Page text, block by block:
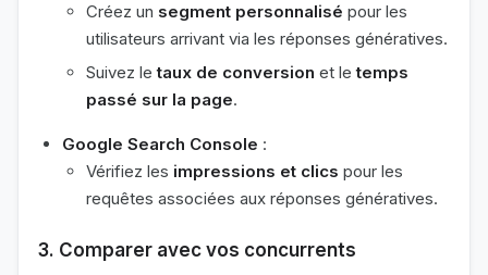
Créez un segment personnalisé pour les
utilisateurs arrivant via les réponses génératives.
Suivez letaux de conversion et letemps
passé sur la page.
Google Search Console :
Vérifiez les impressions et clics pour les
requêtes associées aux réponses génératives.
3. Comparer avec vos concurrents